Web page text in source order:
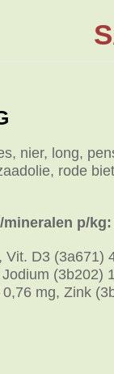
nier, long,
rode
p/kg:
Vit. D3 (3a671)
(3b202)
mg, Zink